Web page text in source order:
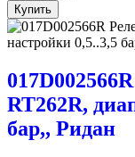
Купить
RT262R,
бар,, Ридан